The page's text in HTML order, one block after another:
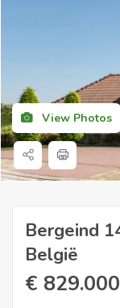
View Photos
Bergeind
België
€ 829.000